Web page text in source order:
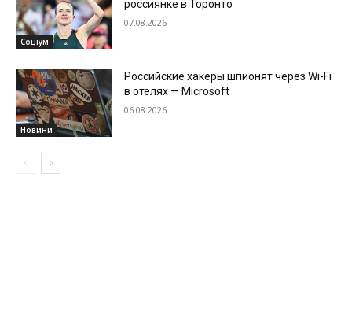
Соціум
россиянке в Торонто
07.08.2026
Новини
Российские хакеры шпионят через Wi-Fi
в отелях — Microsoft
06.08.2026